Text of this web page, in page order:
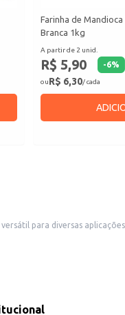
Farinha de Mandioca
Branca 1kg
A partir de 2 unid.
R$ 5,90 -6%
ouR$ 6,30/ cada
em receitas tradicionais e contemporâneas. A embalagem